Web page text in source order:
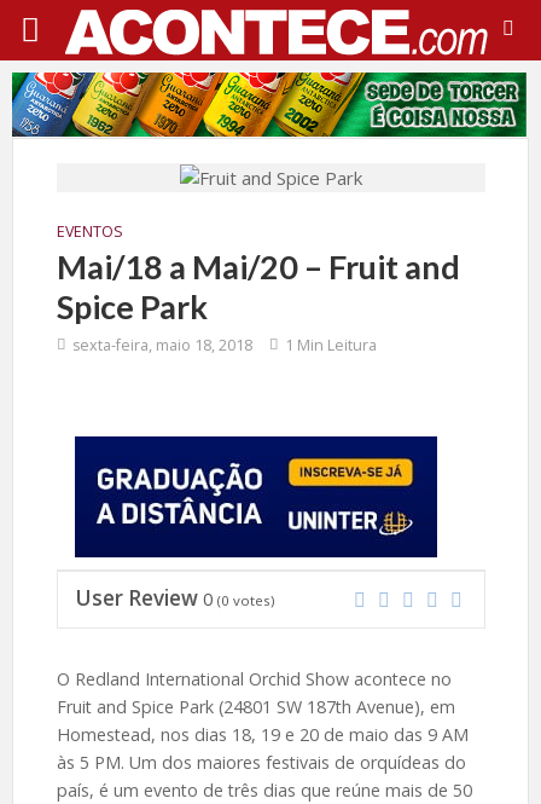
EVENTOS
Mai/18 a Mai/20 – Fruit and
Spice Park
sexta-feira, maio 18, 2018 1 Min Leitura
User Review 0 (0 votes)
O Redland International Orchid Show acontece no
Fruit and Spice Park (24801 SW 187th Avenue), em
Homestead, nos dias 18, 19 e 20 de maio das 9 AM
às 5 PM. Um dos maiores festivais de orquídeas do
país, é um evento de três dias que reúne mais de 50